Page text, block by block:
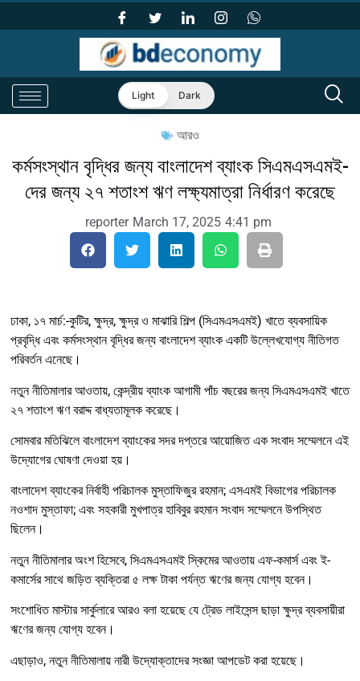
Light Dark
আরও
কর্মসংস্থান বৃদ্ধির জন্য বাংলাদেশ ব্যাংক সিএমএসএমই-
দের জন্য ২৭ শতাংশ ঋণ লক্ষ্যমাত্রা নির্ধারণ করেছে
reporter March 17, 2025 4:41 pm
ঢাকা, ১৭ মার্চ:-কুটির, ক্ষুদ্র, ক্ষুদ্র ও মাঝারি শিল্প (সিএমএসএমই) খাতে ব্যবসায়িক
প্রবৃদ্ধি এবং কর্মসংস্থান বৃদ্ধির জন্য বাংলাদেশ ব্যাংক একটি উল্লেখযোগ্য নীতিগত
পরিবর্তন এনেছে।
নতুন নীতিমালার আওতায়, কেন্দ্রীয় ব্যাংক আগামী পাঁচ বছরের জন্য সিএমএসএমই খাতে
২৭ শতাংশ ঋণ বরাদ্দ বাধ্যতামূলক করেছে।
সোমবার মতিঝিলে বাংলাদেশ ব্যাংকের সদর দপ্তরে আয়োজিত এক সংবাদ সম্মেলনে এই
উদ্যোগের ঘোষণা দেওয়া হয়।
বাংলাদেশ ব্যাংকের নির্বাহী পরিচালক মুস্তাফিজুর রহমান; এসএমই বিভাগের পরিচালক
নওশাদ মুস্তাফা; এবং সহকারী মুখপাত্র হাবিবুর রহমান সংবাদ সম্মেলনে উপস্থিত
ছিলেন।
নতুন নীতিমালার অংশ হিসেবে, সিএমএসএমই স্কিমের আওতায় এফ-কমার্স এবং ই-
কমার্সের সাথে জড়িত ব্যক্তিরা ৫ লক্ষ টাকা পর্যন্ত ঋণের জন্য যোগ্য হবেন।
সংশোধিত মাস্টার সার্কুলারে আরও বলা হয়েছে যে ট্রেড লাইসেন্স ছাড়া ক্ষুদ্র ব্যবসায়ীরা
ঋণের জন্য যোগ্য হবেন।
এছাড়াও, নতুন নীতিমালায় নারী উদ্যোক্তাদের সংজ্ঞা আপডেট করা হয়েছে।